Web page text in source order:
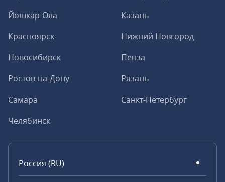
Йошкар-Ола
Казань
Красноярск
Нижний Новгород
Новосибирск
Пенза
Ростов-на-Дону
Рязань
Самара
Санкт-Петербург
Челябинск
Россия (RU)